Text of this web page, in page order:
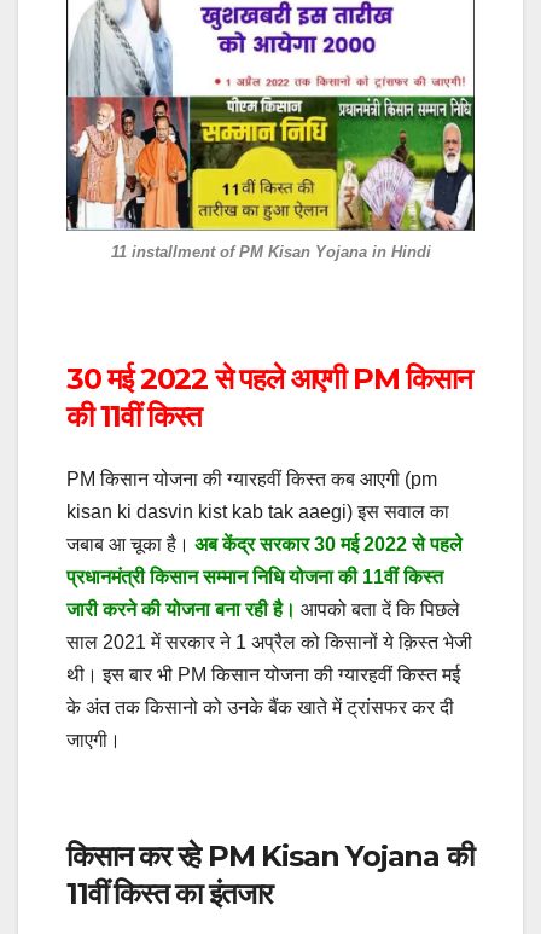
11 installment of PM Kisan Yojana in Hindi
30 मई 2022 से पहले आएगी PM किसान
की 11वीं किस्त
PM किसान योजना की ग्यारहवीं किस्त कब आएगी (pm
kisan ki dasvin kist kab tak aaegi) इस सवाल का
जबाब आ चूका है। अब केंद्र सरकार 30 मई 2022 से पहले
प्रधानमंत्री किसान सम्मान निधि योजना की 11वीं किस्त
जारी करने की योजना बना रही है। आपको बता दें कि पिछले
साल 2021 में सरकार ने 1 अप्रैल को किसानों ये क़िस्त भेजी
थी। इस बार भी PM किसान योजना की ग्यारहवीं किस्त मई
के अंत तक किसानो को उनके बैंक खाते में ट्रांसफर कर दी
जाएगी।
किसान कर रहे PM Kisan Yojana की
11वीं किस्त का इंतजार